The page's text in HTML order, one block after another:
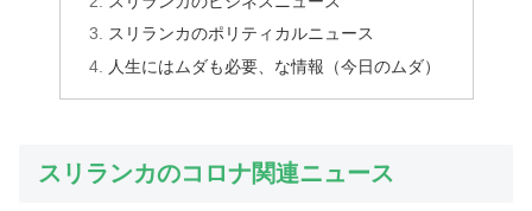
スリランカのポリティカルニュース
人生にはムダも必要、な情報（今日のムダ）
スリランカのコロナ関連ニュース